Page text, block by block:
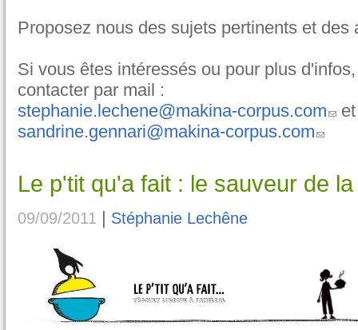
Proposez nous des sujets pertinents et des
Si vous êtes intéressés ou pour plus
contacter par mail :
stephanie.lechene@makina-corpus.com
sandrine.gennari@makina-corpus.com
Le p'tit qu'a fait : le sauveur de
09/09/2011 | Stéphanie Lechêne